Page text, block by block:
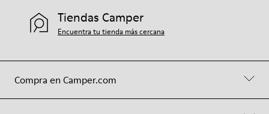
Compra en Camper.com
Tiendas Camper
Encuentra tu tienda más cercana